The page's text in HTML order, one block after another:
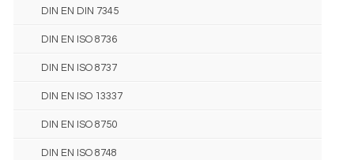
DIN EN DIN 7345
DIN EN ISO 8736
DIN EN ISO 8737
DIN EN ISO 13337
DIN EN ISO 8750
DIN EN ISO 8748